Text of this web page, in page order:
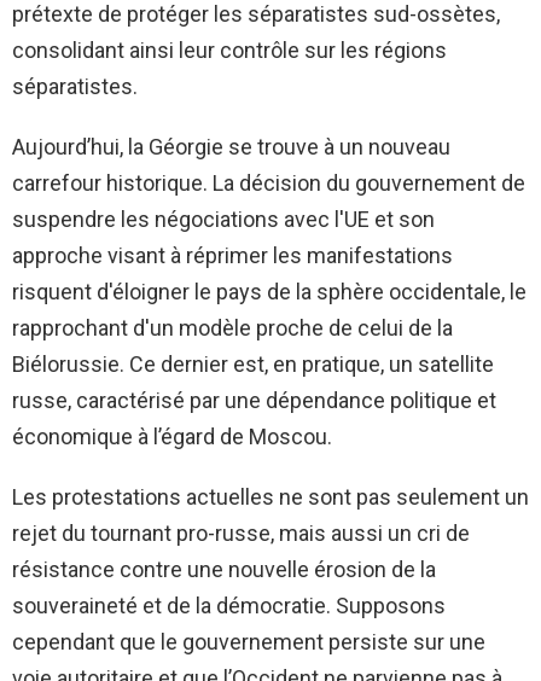
prétexte de protéger les séparatistes sud-ossètes,
consolidant ainsi leur contrôle sur les régions
séparatistes.
Aujourd’hui, la Géorgie se trouve à un nouveau
carrefour historique. La décision du gouvernement de
suspendre les négociations avec l'UE et son
approche visant à réprimer les manifestations
risquent d'éloigner le pays de la sphère occidentale, le
rapprochant d'un modèle proche de celui de la
Biélorussie. Ce dernier est, en pratique, un satellite
russe, caractérisé par une dépendance politique et
économique à l’égard de Moscou.
Les protestations actuelles ne sont pas seulement un
rejet du tournant pro-russe, mais aussi un cri de
résistance contre une nouvelle érosion de la
souveraineté et de la démocratie. Supposons
cependant que le gouvernement persiste sur une